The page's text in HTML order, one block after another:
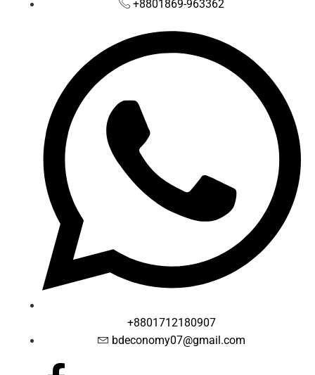
+8801869-963362
+8801712180907
bdeconomy07@gmail.com